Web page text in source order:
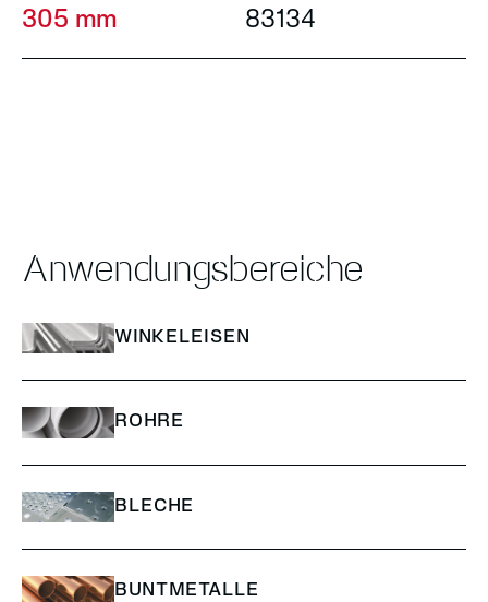
305 mm 83134
Anwendungsbereiche
WINKELEISEN
ROHRE
BLECHE
BUNTMETALLE